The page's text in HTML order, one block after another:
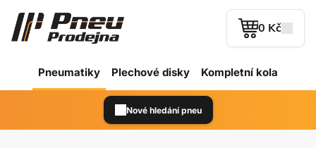
0 Kč
Pneumatiky Plechové disky Kompletní kola
Nové hledání pneu